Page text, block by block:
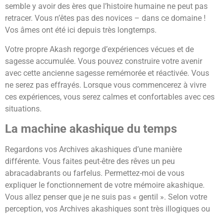
semble y avoir des ères que l’histoire humaine ne peut pas
retracer. Vous n’êtes pas des novices – dans ce domaine !
Vos âmes ont été ici depuis très longtemps.
Votre propre Akash regorge d’expériences vécues et de
sagesse accumulée. Vous pouvez construire votre avenir
avec cette ancienne sagesse remémorée et réactivée. Vous
ne serez pas effrayés. Lorsque vous commencerez à vivre
ces expériences, vous serez calmes et confortables avec ces
situations.
La machine akashique du temps
Regardons vos Archives akashiques d’une manière
différente. Vous faites peut-être des rêves un peu
abracadabrants ou farfelus. Permettez-moi de vous
expliquer le fonctionnement de votre mémoire akashique.
Vous allez penser que je ne suis pas « gentil ». Selon votre
perception, vos Archives akashiques sont très illogiques ou